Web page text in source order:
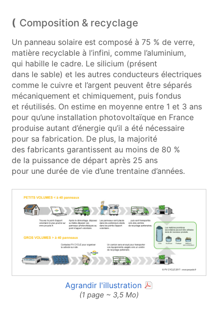
Composition & recyclage
Un panneau solaire est composé à 75 % de verre,
matière recyclable à l’infini, comme l’aluminium,
qui habille le cadre. Le silicium (présent
dans le sable) et les autres conducteurs électriques
comme le cuivre et l’argent peuvent être séparés
mécaniquement et chimiquement, puis fondus
et réutilisés. On estime en moyenne entre 1 et 3 ans
pour qu’une installation photovoltaïque en France
produise autant d’énergie qu’il a été nécessaire
pour sa fabrication. De plus, la majorité
des fabricants garantissent au moins de 80 %
de la puissance de départ après 25 ans
pour une durée de vie d’une trentaine d’années.
Agrandir l'illustration
(1 page ~ 3,5 Mo)